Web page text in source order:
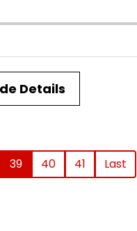
Details
39 40 41 Last